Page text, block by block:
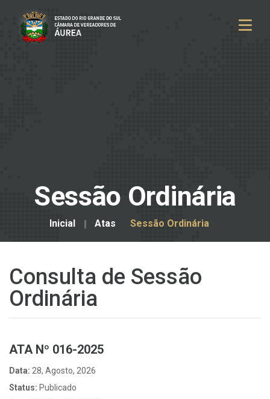
Sessão Ordinária
Inicial Atas Sessão Ordinária
Consulta de Sessão
Ordinária
ATA Nº 016-2025
Data: 28, Agosto, 2026
Status: Publicado